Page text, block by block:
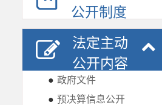
公开制度
法定主动
公开内容
● 政府文件
● 预决算信息公开